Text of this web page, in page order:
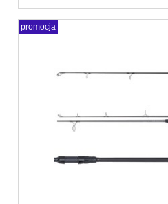
promocja